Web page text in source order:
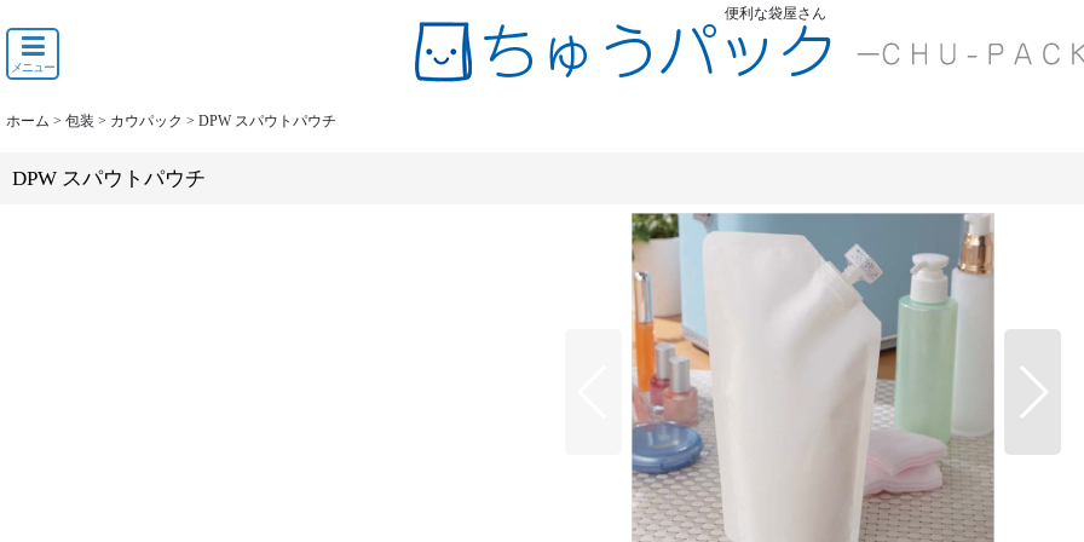
便利な袋屋さん
メニュー
ホーム > 包装 > カウパック > DPW スパウトパウチ
DPW スパウトパウチ